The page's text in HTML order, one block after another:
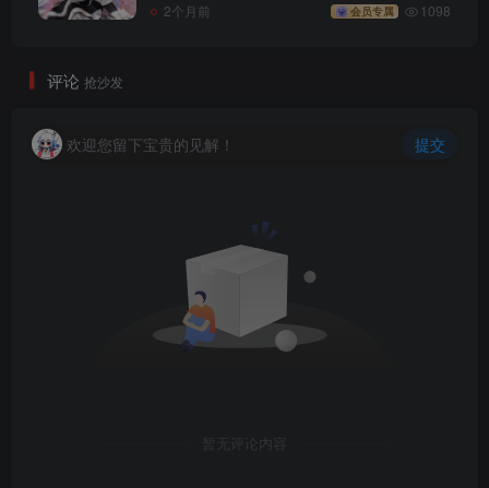
2个月前 会员专属 1098
评论 抢沙发
欢迎您留下宝贵的见解！ 提交
暂无评论内容